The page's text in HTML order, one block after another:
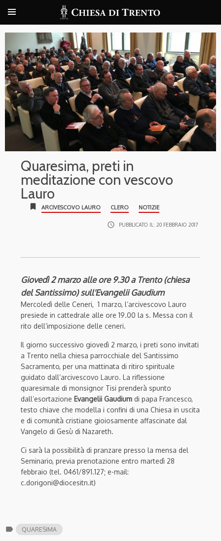
Quaresima, preti in
meditazione con vescovo
Lauro
bookmark ARCIVESCOVO LAURO CLERO NOTIZIE
access_time PUBBLICATO IL: 20 FEBBRAIO 2017
Giovedì 2 marzo alle ore 9.30 a Trento (chiesa
del Santissimo) sull'Evangelii Gaudium
Mercoledì delle Ceneri, 1 marzo, l’arcivescovo Lauro
presiede in cattedrale alle ore 19.00 la s. Messa con il
rito dell’imposizione delle ceneri.
Il giorno successivo giovedì 2 marzo, i preti sono invitati
a Trento nella chiesa parrocchiale del Santissimo
Sacramento, per una mattinata di ritiro spirituale
guidato dall’arcivescovo Lauro. La riflessione
quaresimale di monsignor Tisi prenderà spunto
dall’esortazione Evangelii Gaudium di papa Francesco,
testo chiave che modella i confini di una Chiesa in uscita
e di comunità cristiane gioiosamente affascinate dal
Vangelo di Gesù di Nazareth.
Ci sarà la possibilità di pranzare presso la mensa del
Seminario, previa prenotazione entro martedì 28
febbraio (tel. 0461/891.127; e-mail:
c.dorigoni@diocesitn.it)
label QUARESIMA